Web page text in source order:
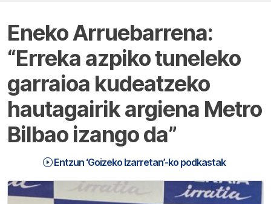
Eneko Arruebarrena:
“Erreka azpiko tuneleko
garraioa kudeatzeko
hautagairik argiena Metro
Bilbao izango da”
Entzun ‘Goizeko Izarretan’-ko podkastak